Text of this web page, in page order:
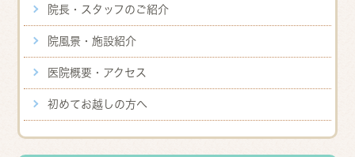
院長・スタッフのご紹介
院風景・施設紹介
医院概要・アクセス
初めてお越しの方へ